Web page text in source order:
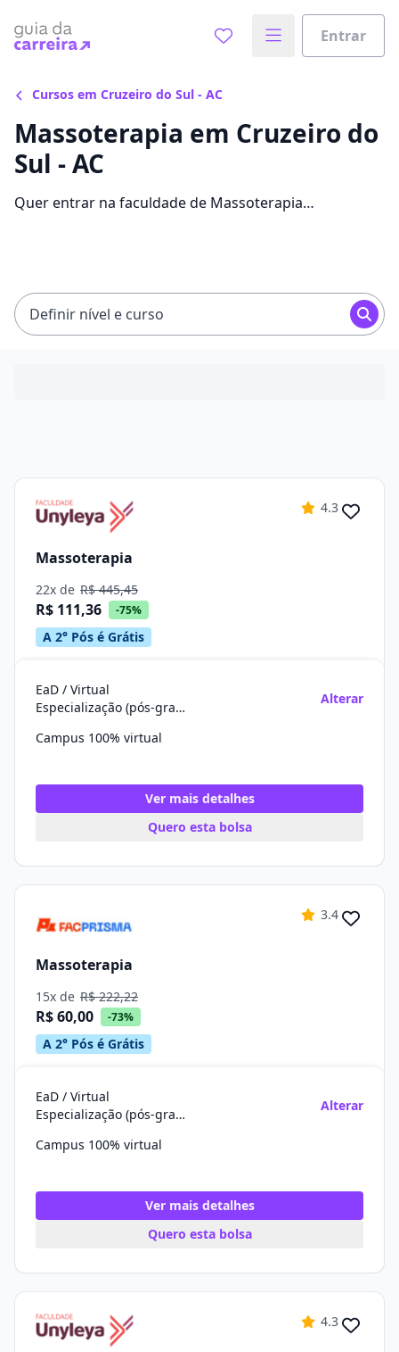
Entrar
Cursos em Cruzeiro do Sul - AC
Massoterapia em Cruzeiro do
Sul - AC
Quer entrar na faculdade de Massoterapia
Definir nível e curso
4.3
Massoterapia
22x de R$ 445,45
R$ 111,36 -75%
A 2° Pós é Grátis
EaD / Virtual
Especialização (pós-graduação)
Alterar
Campus 100% virtual
Ver mais detalhes
Quero esta bolsa
3.4
Massoterapia
15x de R$ 222,22
R$ 60,00 -73%
A 2° Pós é Grátis
EaD / Virtual
Especialização (pós-graduação)
Alterar
Campus 100% virtual
Ver mais detalhes
Quero esta bolsa
4.3